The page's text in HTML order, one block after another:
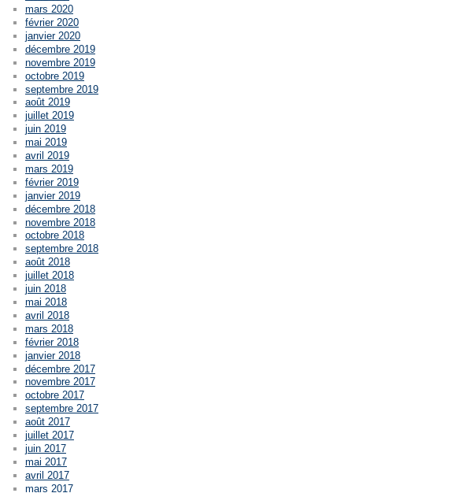
mars 2020
février 2020
janvier 2020
décembre 2019
novembre 2019
octobre 2019
septembre 2019
août 2019
juillet 2019
juin 2019
mai 2019
avril 2019
mars 2019
février 2019
janvier 2019
décembre 2018
novembre 2018
octobre 2018
septembre 2018
août 2018
juillet 2018
juin 2018
mai 2018
avril 2018
mars 2018
février 2018
janvier 2018
décembre 2017
novembre 2017
octobre 2017
septembre 2017
août 2017
juillet 2017
juin 2017
mai 2017
avril 2017
mars 2017